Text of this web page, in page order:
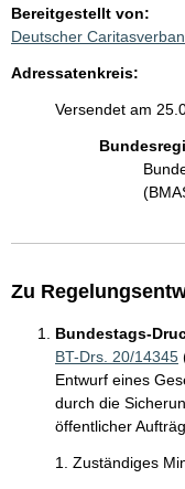
Bereitgestellt von:
Deutscher
Adressatenkreis:
Versendet am
Zu
Bundestags-
BT-Drs. 20/14345
Entwurf eines
durch die
öffentlicher
1. Zuständiges